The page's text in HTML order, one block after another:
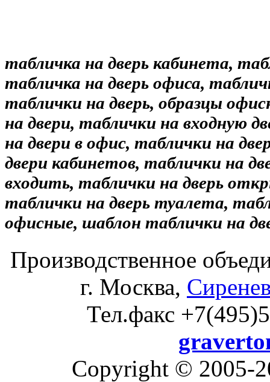
табличка на дверь кабинета,
табличка на дверь офиса,
таблички на дверь, образцы
на двери, таблички на входную
на двери в офис, таблички на
двери кабинетов, таблички на
входить, таблички на дверь
таблички на дверь туалета,
офисные, шаблон таблички на
Производственное
г. Москва,
Тел.факс
Copyright © 2005-